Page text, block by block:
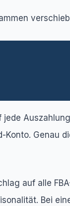
Genau
auf alle
Bei